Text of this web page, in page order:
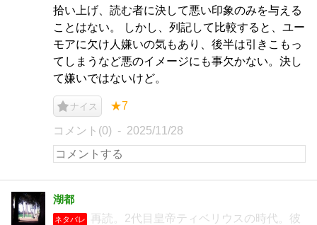
拾い上げ、読む者に決して悪い印象のみを与える
ことはない。 しかし、列記して比較すると、ユー
モアに欠け人嫌いの気もあり、後半は引きこもっ
てしまうなど悪のイメージにも事欠かない。決し
て嫌いではないけど。
ナイス ★7
コメント(0) 2025/11/28
湖都
ネタバレ
再読。2代目皇帝ティベリウスの時代。彼